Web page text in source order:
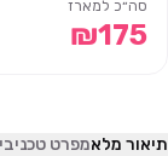
סה״כ למארז
₪175
תיאור מלאמפרט טכני